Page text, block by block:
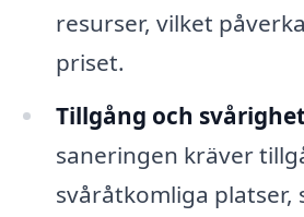
resurser, vilket
priset.
Tillgång och
saneringen kräver
svåråtkomliga platser,